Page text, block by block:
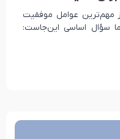
مهم‌ترین عوامل موفقیت
سؤال اساسی این‌جاست: